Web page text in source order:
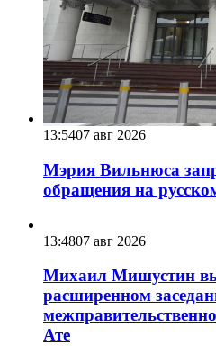
13:5407 авг 2026
Мэрия Вильнюса
обращения на
13:4807 авг 2026
Михаил Мишустин
расширенном
Ате